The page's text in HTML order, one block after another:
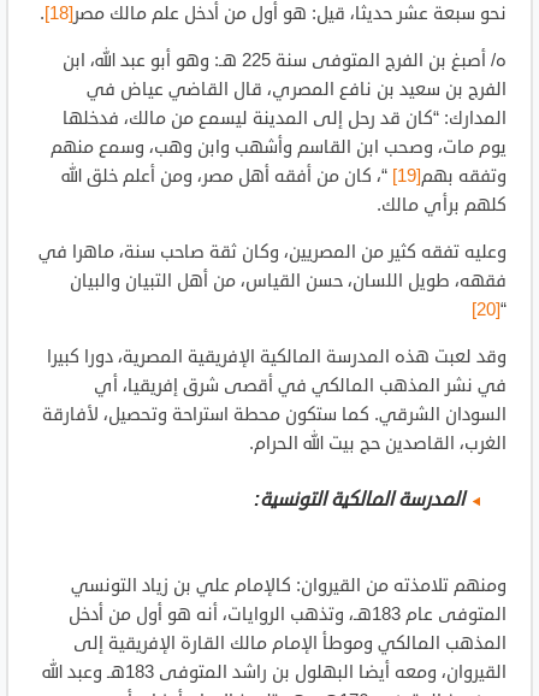
نحو سبعة عشر حديثا، قيل: هو أول من أدخل علم مالك مصر[18]
.
ه/ أصبغ بن الفرج المتوفى سنة 225 هـ: وهو أبو عبد الله، ابن
الفرج بن سعيد بن نافع المصري، قال القاضي عياض في
المدارك: “كان قد رحل إلى المدينة ليسمع من مالك، فدخلها
يوم مات، وصحب ابن القاسم وأشهب وابن وهب، وسمع منهم
وتفقه بهم[19]
“، كان من أفقه أهل مصر، ومن أعلم خلق الله
كلهم برأي مالك.
وعليه تفقه كثير من المصريين، وكان ثقة صاحب سنة، ماهرا في
فقهه، طويل اللسان، حسن القياس، من أهل التبيان والبيان
“
[20]
وقد لعبت هذه المدرسة المالكية الإفريقية المصرية، دورا كبيرا
في نشر المذهب المالكي في أقصى شرق إفريقيا، أي
السودان الشرقي. كما ستكون محطة استراحة وتحصيل، لأفارقة
الغرب، القاصدين حج بيت الله الحرام.
المدرسة المالكية التونسية:
ومنهم تلامذته من القيروان: كالإمام علي بن زياد التونسي
المتوفى عام 183هـ، وتذهب الروايات، أنه هو أول من أدخل
المذهب المالكي وموطأ الإمام مالك القارة الإفريقية إلى
القيروان، ومعه أيضا البهلول بن راشد المتوفى 183هـ وعبد الله